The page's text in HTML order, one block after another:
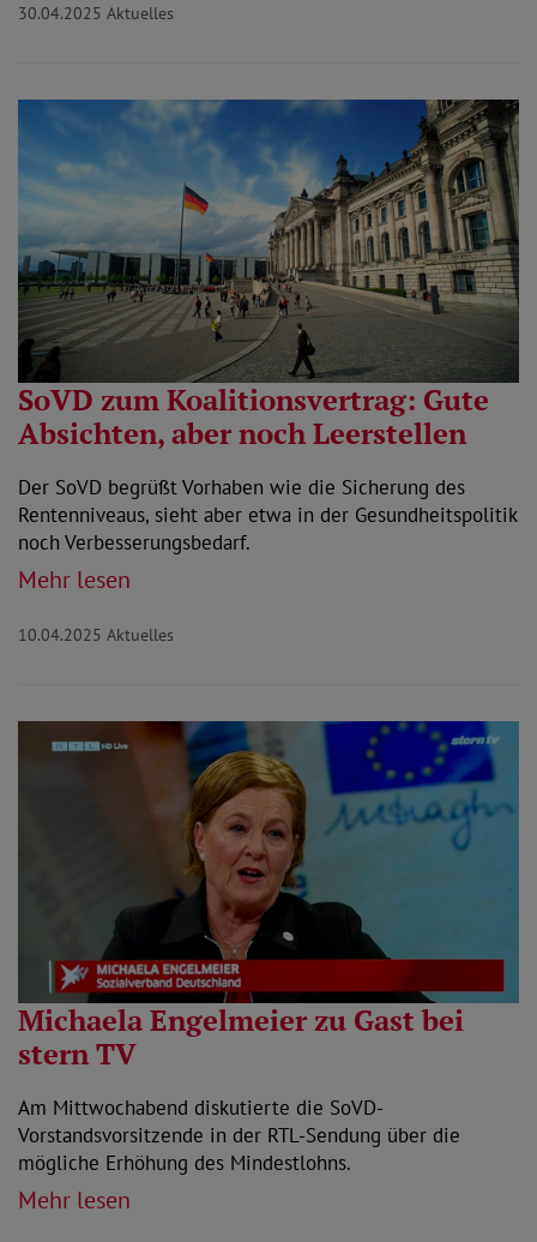
30.04.2025 Aktuelles
SoVD zum Koalitionsvertrag: Gute
Absichten, aber noch Leerstellen
Der SoVD begrüßt Vorhaben wie die Sicherung des
Rentenniveaus, sieht aber etwa in der Gesundheitspolitik
noch Verbesserungsbedarf.
Mehr lesen
10.04.2025 Aktuelles
Michaela Engelmeier zu Gast bei
stern TV
Am Mittwochabend diskutierte die SoVD-
Vorstandsvorsitzende in der RTL-Sendung über die
mögliche Erhöhung des Mindestlohns.
Mehr lesen